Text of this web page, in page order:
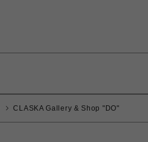
CLASKA Gallery & Shop "DO"